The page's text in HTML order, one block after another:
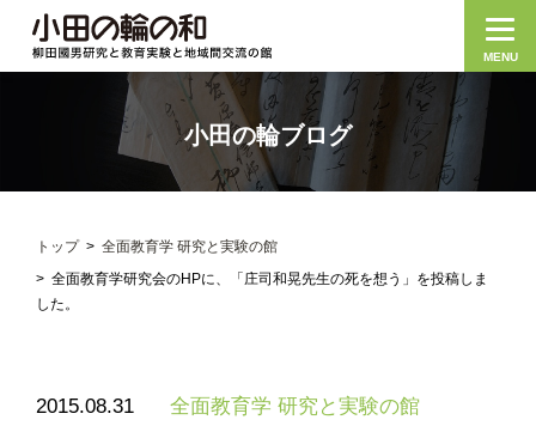
MENU
小田の輪ブログ
トップ
全面教育学 研究と実験の館
全面教育学研究会のHPに、「庄司和晃先生の死を想う」を投稿しま
した。
2015.08.31 全面教育学 研究と実験の館